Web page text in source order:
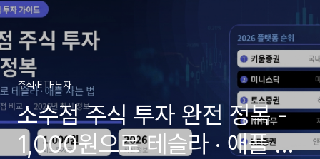
주식·ETF투자
소수점 주식 투자 완전 정복 -
1,000원으로 테슬라 · 애플 사